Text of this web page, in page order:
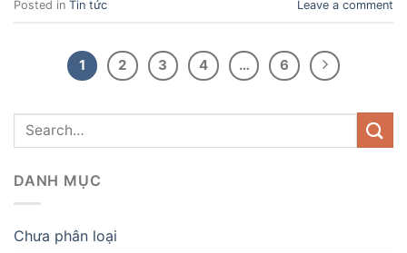
Posted in Tin tức Leave a comment
1 2 3 4 … 6
DANH MỤC
Chưa phân loại